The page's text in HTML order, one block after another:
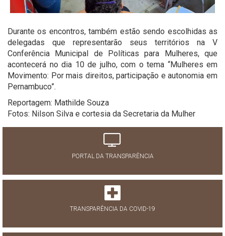
Durante os encontros, também estão sendo escolhidas as
delegadas que representarão seus territórios na V
Conferência Municipal de Políticas para Mulheres, que
acontecerá no dia 10 de julho, com o tema “Mulheres em
Movimento: Por mais direitos, participação e autonomia em
Pernambuco”.
Reportagem: Mathilde Souza
Fotos: Nilson Silva e cortesia da Secretaria da Mulher
PORTAL DA TRANSPARÊNCIA
TRANSPARÊNCIA DA COVID-19